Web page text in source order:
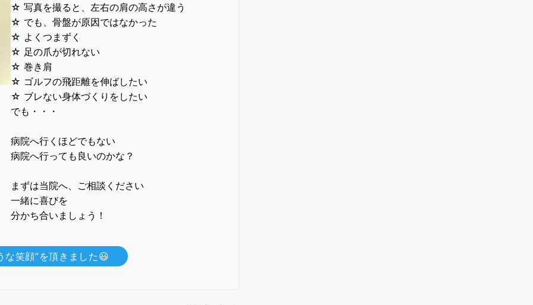
☆ 写真を撮ると、左右の肩の高さが違う
☆ でも、骨盤が原因ではなかった
☆ よくつまずく
☆ 足の爪が切れない
☆ 巻き肩
☆ ゴルフの飛距離を伸ばしたい
☆ ブレない身体づくりをしたい
でも・・・
病院へ行くほどでもない
病院へ行っても良いのかな？
まずは当院へ、ご相談ください
一緒に喜びを
分かち合いましょう！
な笑顔”を頂きました😃